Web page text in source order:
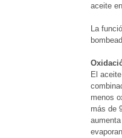
aceite
La
El
menos
más de